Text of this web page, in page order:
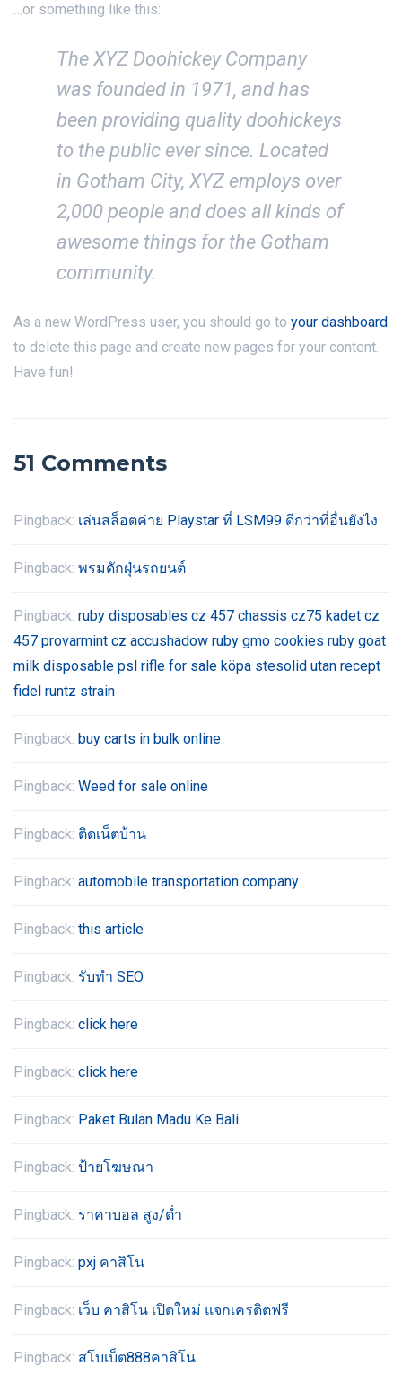
…or something like this:
The XYZ Doohickey Company
was founded in 1971, and has
been providing quality doohickeys
to the public ever since. Located
in Gotham City, XYZ employs over
2,000 people and does all kinds of
awesome things for the Gotham
community.
As a new WordPress user, you should go to your dashboard
to delete this page and create new pages for your content.
Have fun!
51 Comments
Pingback: เล่นสล็อตค่าย Playstar ที่ LSM99 ดีกว่าที่อื่นยังไง
Pingback: พรมดักฝุ่นรถยนต์
Pingback: ruby disposables cz 457 chassis cz75 kadet cz
457 provarmint cz accushadow ruby gmo cookies ruby goat
milk disposable psl rifle for sale köpa stesolid utan recept
fidel runtz strain
Pingback: buy carts in bulk online
Pingback: Weed for sale online
Pingback: ติดเน็ตบ้าน
Pingback: automobile transportation company
Pingback: this article
Pingback: รับทำ SEO
Pingback: click here
Pingback: click here
Pingback: Paket Bulan Madu Ke Bali
Pingback: ป้ายโฆษณา
Pingback: ราคาบอล สูง/ต่ำ
Pingback: pxj คาสิโน
Pingback: เว็บ คาสิโน เปิดใหม่ แจกเครดิตฟรี
Pingback: สโบเบ็ต888คาสิโน